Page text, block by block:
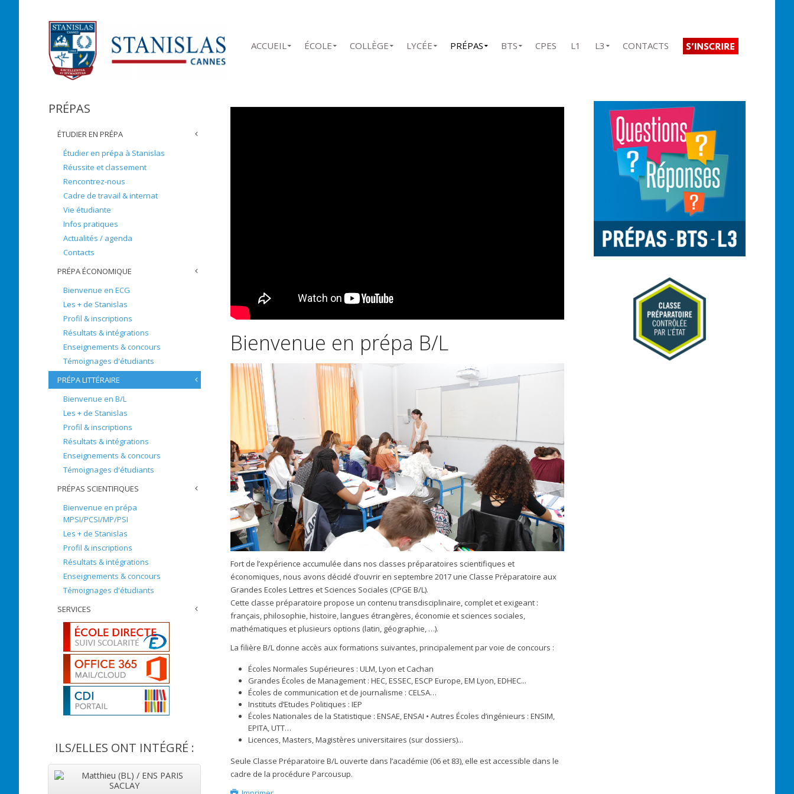
ACCUEIL ÉCOLE COLLÈGE LYCÉE PRÉPAS BTS CPES L1 L3 CONTACTS
Bienvenue en prépa B/L
Fort de l’expérience accumulée dans nos classes préparatoires scientifiques et
économiques, nous avons décidé d’ouvrir en septembre 2017 une Classe Préparatoire aux
Grandes Ecoles Lettres et Sciences Sociales (CPGE B/L).
Cette classe préparatoire propose un contenu transdisciplinaire, complet et exigeant :
français, philosophie, histoire, langues étrangères, économie et sciences sociales,
mathématiques et plusieurs options (latin, géographie, …).
La filière B/L donne accès aux formations suivantes, principalement par voie de concours :
Écoles Normales Supérieures : ULM, Lyon et Cachan
Grandes Écoles de Management : HEC, ESSEC, ESCP Europe, EM Lyon, EDHEC...
Écoles de communication et de journalisme : CELSA…
Instituts d’Etudes Politiques : IEP
Écoles Nationales de la Statistique : ENSAE, ENSAI • Autres Écoles d’ingénieurs : ENSIM,
EPITA, UTT…
Licences, Masters, Magistères universitaires (sur dossiers)...
Seule Classe Préparatoire B/L ouverte dans l’académie (06 et 83), elle est accessible dans le
cadre de la procédure Parcousup.
PRÉPAS
ÉTUDIER EN PRÉPA
Étudier en prépa à Stanislas
Réussite et classement
Rencontrez-nous
Cadre de travail & internat
Vie étudiante
Infos pratiques
Actualités / agenda
Contacts
PRÉPA ÉCONOMIQUE
Bienvenue en ECG
Les + de Stanislas
Profil & inscriptions
Résultats & intégrations
Enseignements & concours
Témoignages d'étudiants
PRÉPA LITTÉRAIRE
Bienvenue en B/L
Les + de Stanislas
Profil & inscriptions
Résultats & intégrations
Enseignements & concours
Témoignages d'étudiants
PRÉPAS SCIENTIFIQUES
Bienvenue en prépa
MPSI/PCSI/MP/PSI
Les + de Stanislas
Profil & inscriptions
Résultats & intégrations
Enseignements & concours
Témoignages d'étudiants
SERVICES
ILS/ELLES ONT INTÉGRÉ :
Matthieu (BL) / ENS PARIS
SACLAY